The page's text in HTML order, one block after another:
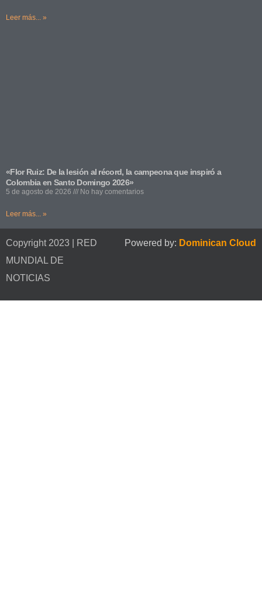
Leer más... »
«Flor Ruiz: De la lesión al récord, la campeona que inspiró a
Colombia en Santo Domingo 2026»
5 de agosto de 2026 No hay comentarios
Leer más... »
Copyright 2023 | RED
MUNDIAL DE
NOTICIAS
Powered by: Dominican Cloud